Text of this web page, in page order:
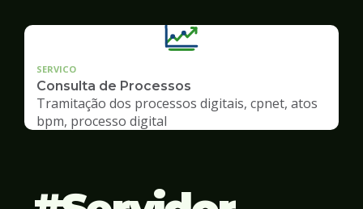
SERVICO
Consulta de Processos
Tramitação dos processos digitais, cpnet, atos
bpm, processo digital